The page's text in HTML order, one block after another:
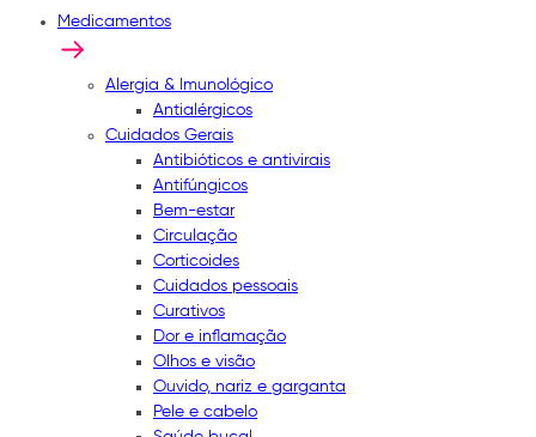
Medicamentos
Alergia & Imunológico
Antialérgicos
Cuidados Gerais
Antibióticos e antivirais
Antifúngicos
Bem-estar
Circulação
Corticoides
Cuidados pessoais
Curativos
Dor e inflamação
Olhos e visão
Ouvido, nariz e garganta
Pele e cabelo